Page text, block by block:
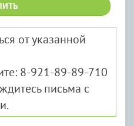
от указанной
8-921-89-89-710
письма с